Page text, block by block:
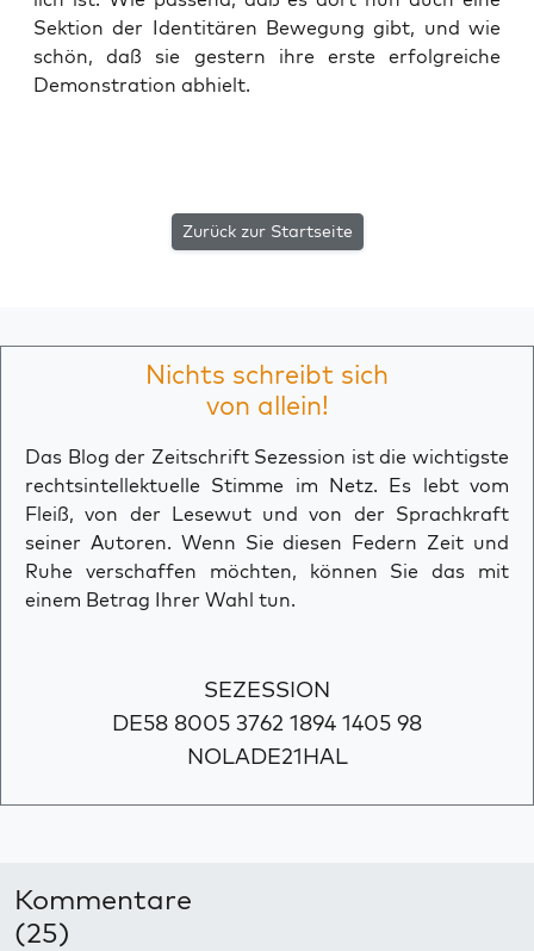
Sek­ti­on der Iden­ti­tä­ren Bewe­gung gibt, und wie
schön, daß sie ges­tern ihre ers­te erfolg­rei­che
Demons­tra­ti­on abhielt.
Zurück zur Startseite
Nichts schreibt sich
von allein!
Das Blog der Zeitschrift Sezession ist die wichtigste
rechtsintellektuelle Stimme im Netz. Es lebt vom
Fleiß, von der Lesewut und von der Sprachkraft
seiner Autoren. Wenn Sie diesen Federn Zeit und
Ruhe verschaffen möchten, können Sie das mit
einem Betrag Ihrer Wahl tun.
SEZESSION
DE58 8005 3762 1894 1405 98
NOLADE21HAL
Kommentare
(25)